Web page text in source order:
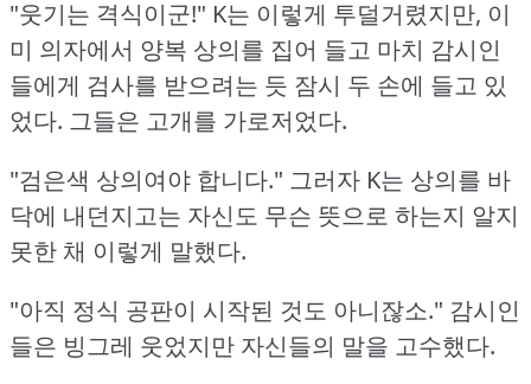
"웃기는 격식이군!" K는 이렇게 투덜거렸지만, 이
미 의자에서 양복 상의를 집어 들고 마치 감시인
들에게 검사를 받으려는 듯 잠시 두 손에 들고 있
었다. 그들은 고개를 가로저었다.
"검은색 상의여야 합니다." 그러자 K는 상의를 바
닥에 내던지고는 자신도 무슨 뜻으로 하는지 알지
못한 채 이렇게 말했다.
"아직 정식 공판이 시작된 것도 아니잖소." 감시인
들은 빙그레 웃었지만 자신들의 말을 고수했다.